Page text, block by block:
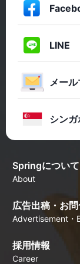
LINE
メー
シン
Springについて
About
広告出稿・お
Advertisement・
採用情報
Career